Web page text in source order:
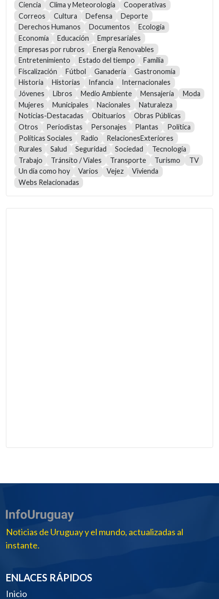
Ciencia
Clima y Meteorología
Cooperativas
Correos
Cultura Defensa
Deporte
Derechos Humanos
Documentos
Ecología
Economía
Educación
Empresariales
Empresas por rubros
Energía Renovables
Entretenimiento
Estado del tiempo
Familia
Fiscalización
Fútbol Ganadería
Gastronomía
Historia
Historias Infancia
Internacionales
Jóvenes
Libros Medio Ambiente Mensajería
Moda
Mujeres
Municipales Nacionales
Naturaleza
Noticias-Destacadas
Obituarios
Obras Públicas
Otros
Periodistas Personajes Plantas
Política
Políticas Sociales
Radio
RelacionesExteriores
Rurales
Salud Seguridad Sociedad
Tecnología
Trabajo
Tránsito / Viales Transporte Turismo
TV
Un día como hoy
Varios Vejez
Vivienda
Webs Relacionadas
Noticias de Uruguay y el mundo, actualizadas al
instante.
ENLACES RÁPIDOS
Inicio